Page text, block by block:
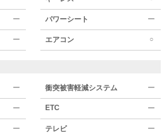
ー パワーシート ー
ー エアコン ○
ー 衝突被害軽減システム ー
ー ETC ー
ー テレビ ー